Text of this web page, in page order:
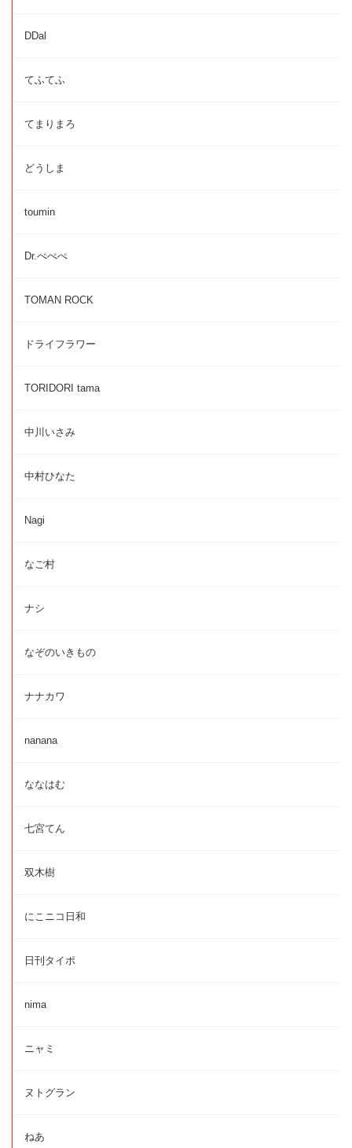
DDal
てふてふ
てまりまろ
どうしま
toumin
Dr.ぺぺぺ
TOMAN ROCK
ドライフラワー
TORIDORI tama
中川いさみ
中村ひなた
Nagi
なご村
ナシ
なぞのいきもの
ナナカワ
nanana
ななはむ
七宮てん
双木樹
にこニコ日和
日刊タイポ
nima
ニャミ
ヌトグラン
ねあ